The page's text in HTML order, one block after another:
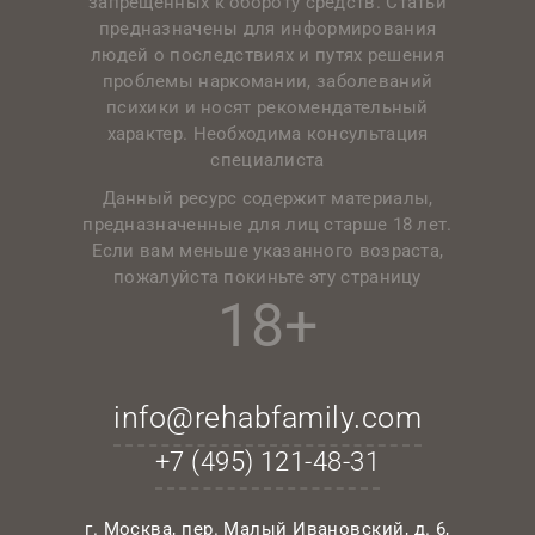
предназначены для информирования
людей о последствиях и путях решения
проблемы наркомании, заболеваний
психики и носят рекомендательный
характер. Необходима консультация
специалиста
Данный ресурс содержит материалы,
предназначенные для лиц старше 18 лет.
Если вам меньше указанного возраста,
пожалуйста покиньте эту страницу
18+
info@rehabfamily.com
+7 (495) 121-48-31
г. Москва, пер. Малый Ивановский, д. 6,